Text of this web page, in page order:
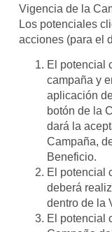
Vigencia de la
Los potenciales
acciones (para el
El potencial
campaña y
aplicación
botón de la
dará la
Campaña,
Beneficio.
El potencial
deberá
dentro de la
El potencial